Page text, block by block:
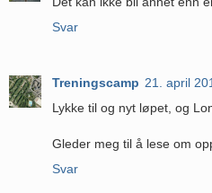
Svar
Treningscamp 21. april
Lykke til og nyt løpet, og
Gleder meg til å lese om
Svar